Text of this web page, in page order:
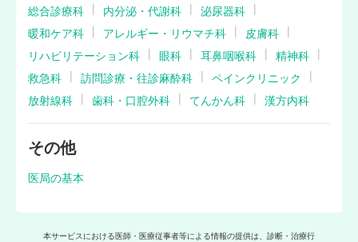
総合診療科
内分泌・代謝科
泌尿器科
暖和ケア科
アレルギー・リウマチ科
皮膚科
リハビリテーション科
眼科 耳鼻咽喉科
精神科
救急科
訪問診療・往診麻酔科
ペインクリニック
放射線科
歯科・口腔外科 てんかん科 漢方内科
その他
医局の基本
本サービスにおける医師・医療従事者等による情報の提供は、診断・治療行